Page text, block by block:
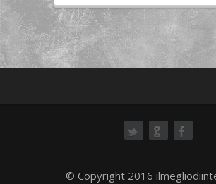
© Copyright 2016